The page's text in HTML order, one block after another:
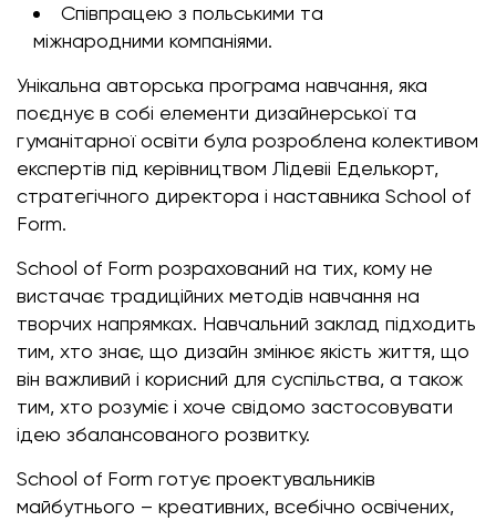
Співпрацею з польськими та
міжнародними компаніями.
Унікальна авторська програма навчання, яка
поєднує в собі елементи дизайнерської та
гуманітарної освіти була розроблена колективом
експертів під керівництвом Лідевіі Еделькорт,
стратегічного директора і наставника School of
Form.
School of Form розрахований на тих, кому не
вистачає традиційних методів навчання на
творчих напрямках. Навчальний заклад підходить
тим, хто знає, що дизайн змінює якість життя, що
він важливий і корисний для суспільства, а також
тим, хто розуміє і хоче свідомо застосовувати
ідею збалансованого розвитку.
School of Form готує проектувальників
майбутнього – креативних, всебічно освічених,